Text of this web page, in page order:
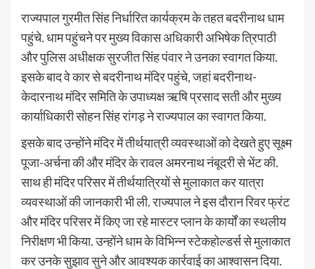
राज्यपाल गुरमीत सिंह निर्धारित कार्यक्रम के तहत बदरीनाथ धाम
पहुंचे. धाम पहुंचने पर मुख्य विकास अधिकारी अभिषेक त्रिपाठी
और पुलिस अधीक्षक सुरजीत सिंह पंवार ने उनका स्वागत किया.
इसके बाद वे कार से बदरीनाथ मंदिर पहुंचे, जहां बदरीनाथ-
केदारनाथ मंदिर समिति के उपाध्यक्ष ऋषि प्रसाद सती और मुख्य
कार्याधिकारी सोहन सिंह रांगड़ ने राज्यपाल का स्वागत किया.
इसके बाद उन्होंने मंदिर में तीर्थयात्री व्यवस्थाओं को देखते हुए सूक्ष्म
पूजा-अर्चना की और मंदिर के रावल अमरनाथ नंबूदरी से भेंट की.
साथ ही मंदिर परिसर में तीर्थयात्रियों से मुलाकात कर यात्रा
व्यवस्थाओं की जानकारी भी ली. राज्यपाल ने इस दौरान रिवर फ्रंट
और मंदिर परिसर में किए जा रहे मास्टर प्लान के कार्यों का स्थलीय
निरीक्षण भी किया. उन्होंने धाम के विभिन्न स्टेकहोल्डर्स से मुलाकात
कर उनके सुझाव सुने और आवश्यक कार्रवाई का आश्वासन दिया.